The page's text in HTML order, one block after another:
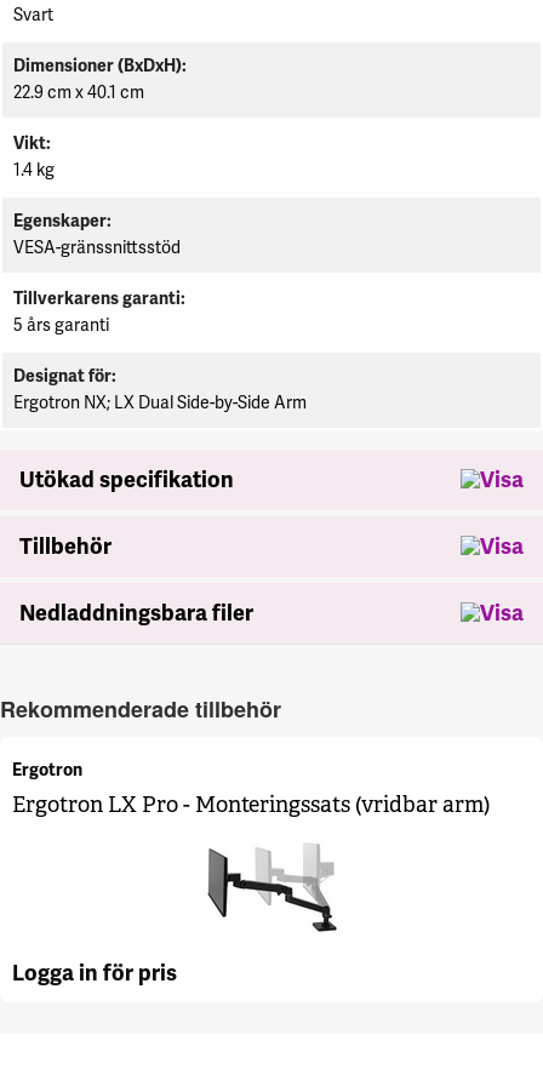
Svart
Dimensioner (BxDxH)
22.9 cm x 40.1 cm
Vikt
1.4 kg
Egenskaper
VESA-gränssnittsstöd
Tillverkarens garanti
5 års garanti
Designat för
Ergotron NX; LX Dual Side-by-Side Arm
Utökad specifikation
Tillbehör
Nedladdningsbara filer
Rekommenderade tillbehör
Ergotron
Ergotron LX Pro - Monteringssats (vridbar arm)
Logga in för pris